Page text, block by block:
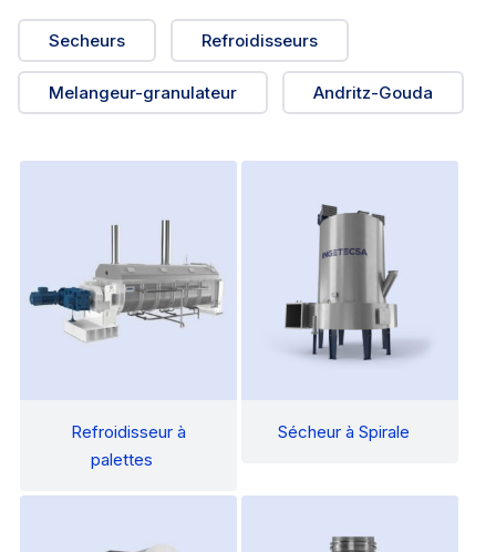
Secheurs Refroidisseurs
Melangeur-granulateur Andritz-Gouda
Refroidisseur à
palettes
Sécheur à Spirale